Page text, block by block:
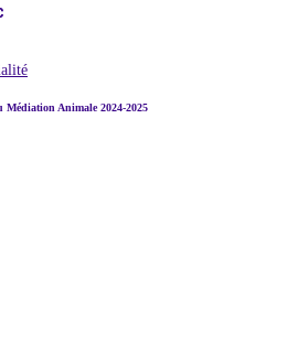
Médiation Animale 2024-2025